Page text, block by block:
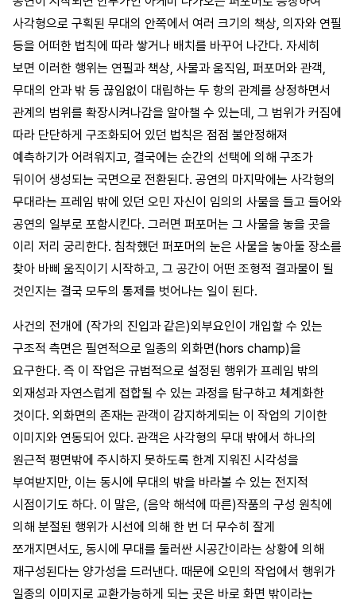
사각형으로 구획된 무대의 안쪽에서 여러 크기의 책상, 의자와 연필
등을 어떠한 법칙에 따라 쌓거나 배치를 바꾸어 나간다. 자세히
보면 이러한 행위는 연필과 책상, 사물과 움직임, 퍼포머와 관객,
무대의 안과 밖 등 끊임없이 대립하는 두 항의 관계를 상정하면서
관계의 범위를 확장시켜나감을 알아챌 수 있는데, 그 범위가 커짐에
따라 단단하게 구조화되어 있던 법칙은 점점 불안정해져
예측하기가 어려워지고, 결국에는 순간의 선택에 의해 구조가
뒤이어 생성되는 국면으로 전환된다. 공연의 마지막에는 사각형의
무대라는 프레임 밖에 있던 오민 자신이 임의의 사물을 들고 들어와
공연의 일부로 포함시킨다. 그러면 퍼포머는 그 사물을 놓을 곳을
이리 저리 궁리한다. 침착했던 퍼포머의 눈은 사물을 놓아둘 장소를
찾아 바삐 움직이기 시작하고, 그 공간이 어떤 조형적 결과물이 될
것인지는 결국 모두의 통제를 벗어나는 일이 된다.
사건의 전개에 (작가의 진입과 같은)외부요인이 개입할 수 있는
구조적 측면은 필연적으로 일종의 외화면(hors champ)을
요구한다. 즉 이 작업은 규범적으로 설정된 행위가 프레임 밖의
외재성과 자연스럽게 접합될 수 있는 과정을 탐구하고 체계화한
것이다. 외화면의 존재는 관객이 감지하게되는 이 작업의 기이한
이미지와 연동되어 있다. 관객은 사각형의 무대 밖에서 하나의
원근적 평면밖에 주시하지 못하도록 한계 지워진 시각성을
부여받지만, 이는 동시에 무대의 밖을 바라볼 수 있는 전지적
시점이기도 하다. 이 말은, (음악 해석에 따른)작품의 구성 원칙에
의해 분절된 행위가 시선에 의해 한 번 더 무수히 잘게
쪼개지면서도, 동시에 무대를 둘러싼 시공간이라는 상황에 의해
재구성된다는 양가성을 드러낸다. 때문에 오민의 작업에서 행위가
일종의 이미지로 교환가능하게 되는 곳은 바로 화면 밖이라는